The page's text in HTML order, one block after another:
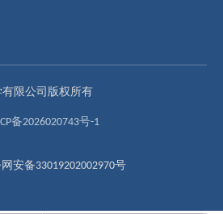
限公司版权所有
备2026020743号-1
安备33019202002970号